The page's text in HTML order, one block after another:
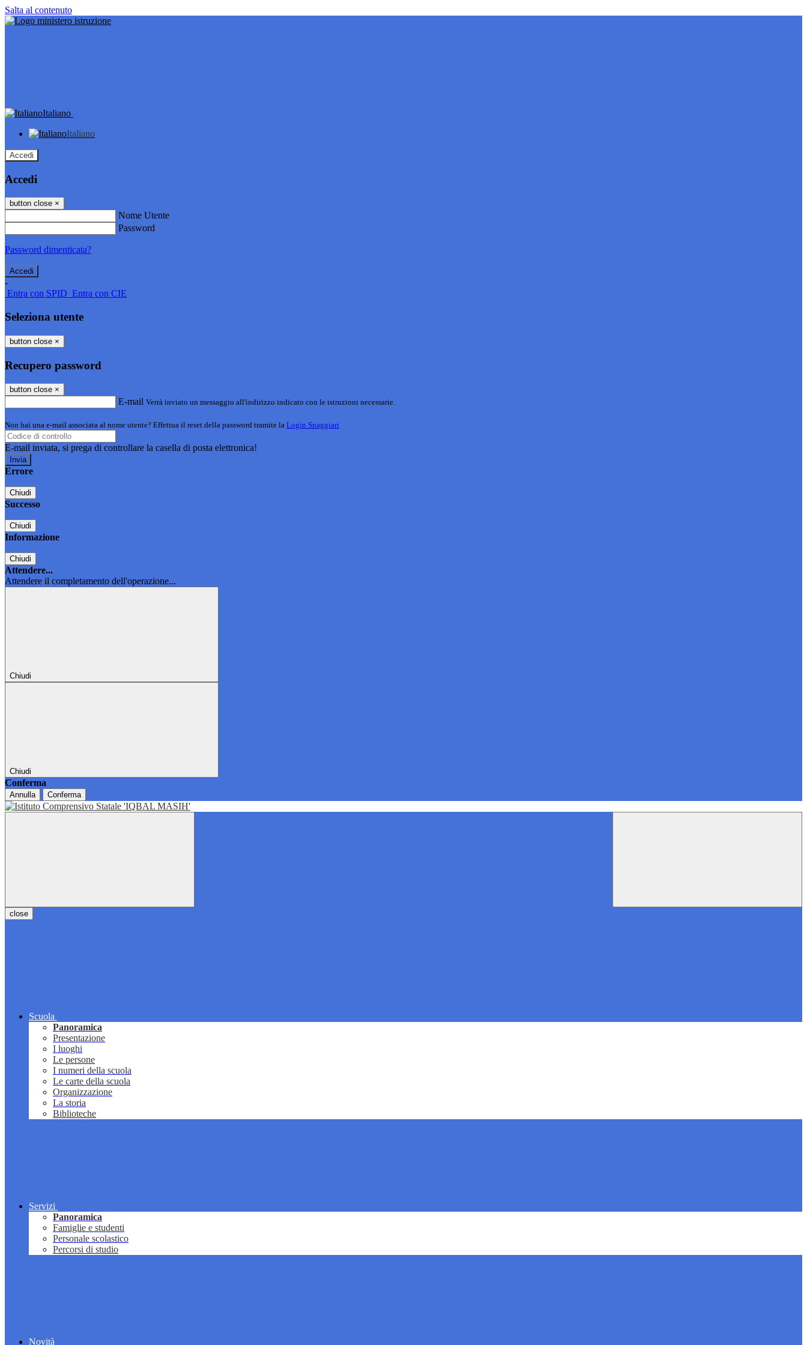
Salta al contenuto
Italiano
Italiano
Accedi
Accedi
button close ×
Nome Utente
Password
Password dimenticata?
-
Entra con SPID Entra con CIE
Seleziona utente
button close ×
Recupero password
button close ×
E-mail Verrà inviato un messaggio all'indirizzo indicato con le istruzioni necessarie.
Non hai una e-mail associata al nome utente? Effettua il reset della password tramite la Login Spaggiari
E-mail inviata, si prega di controllare la casella di posta elettronica!
Errore
Chiudi
Successo
Chiudi
Informazione
Chiudi
Attendere...
Attendere il completamento dell'operazione...
Chiudi
Chiudi
Conferma
Annulla Conferma
close
Scuola
Panoramica
Presentazione
I luoghi
Le persone
I numeri della scuola
Le carte della scuola
Organizzazione
La storia
Biblioteche
Servizi
Panoramica
Famiglie e studenti
Personale scolastico
Percorsi di studio
Novità